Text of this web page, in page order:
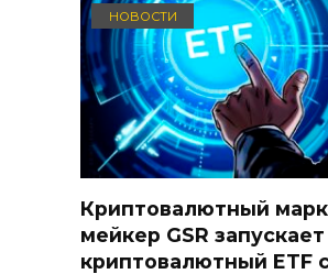
НОВОСТИ
Криптовалютный
мейкер GSR запускает
криптовалютный ETF